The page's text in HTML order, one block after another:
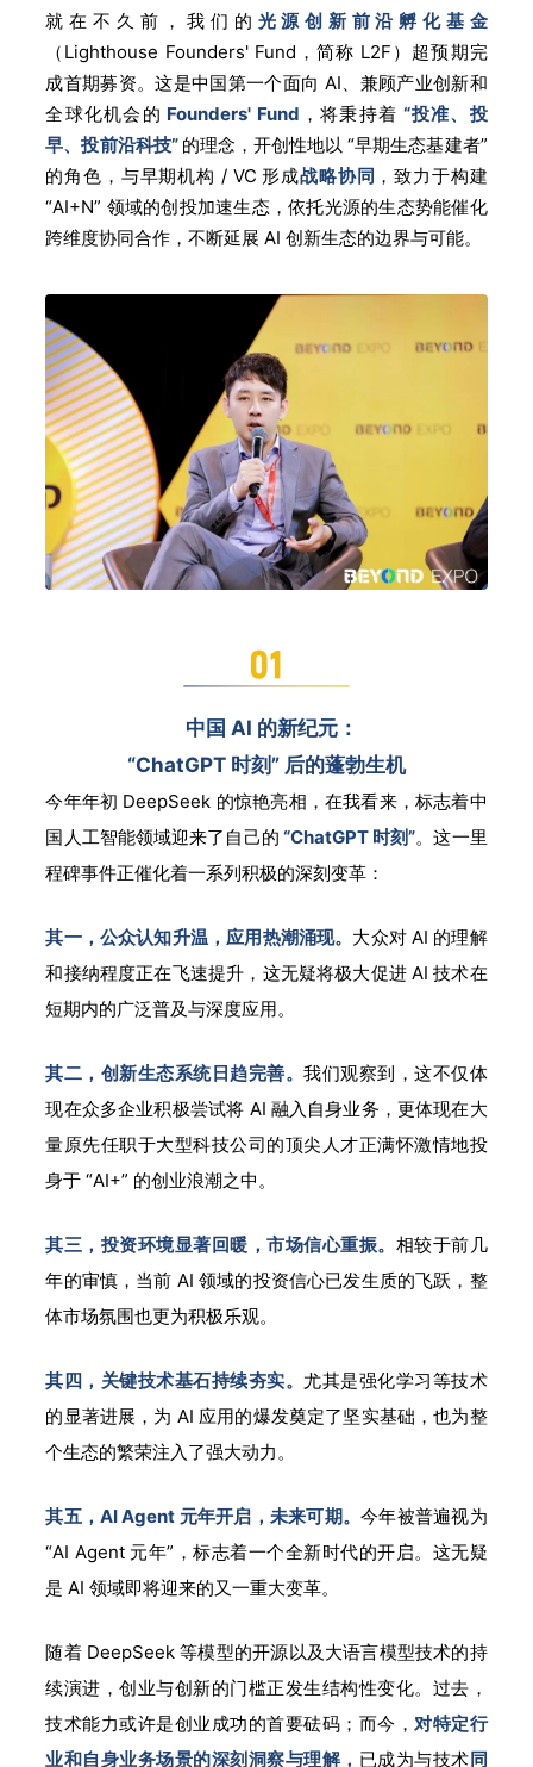
就在不 久前 ，我们的 光源创新前沿孵化基金
（Lighthouse Founders' Fund，简称 L2F）超预期完
成首期募资。这是中国第一个面向 AI、兼顾产业创新和
全球化机会的 Founders' Fund ，将秉持着 “投准、投
早、投前沿科技” 的理念，开创性地以 “早期生态基建者”
的角色，与早期机构 / VC 形成战略协同 ，致力于构建
“AI+N” 领域的创投加速生态，依托光源的生态势能催化
跨维度协同合作，不断延展 AI 创新生态的边界与可能。
中国 AI 的新纪元：
“ChatGPT 时刻” 后的蓬勃生机
今年年初 DeepSeek 的惊艳亮相，在我看来，标志着中
国人工智能领域迎来了自己的 “ChatGPT 时刻”。这一里
程碑事件正催化着一系列积极的深刻变革：
其一，公众认知升温，应用热潮涌现。 大众对 AI 的理解
和接纳程度正在飞速提升，这无疑将极大促进 AI 技术在
短期内的广泛普及与深度应用。
其二，创新生态系统日趋完善。我们观察到，这不仅体
现在众多企业积极尝试将 AI 融入自身业务，更体现在大
量原先任职于大型科技公司的顶尖人才正满怀激情地投
身于 “AI+” 的创业浪潮之中。
其三，投资环境显著回暖，市场信心重振。 相较于前几
年的审慎，当前 AI 领域的投资信心已发生质的飞跃，整
体市场氛围也更为积极乐观。
其四，关键技术基石持续夯实。 尤其是强化学习等技术
的显著进展，为 AI 应用的爆发奠定了坚实基础，也为整
个生态的繁荣注入了强大动力。
其五，AI Agent 元年开启，未来可期。今年被普遍视为
“AI Agent 元年”，标志着一个全新时代的开启。这无疑
是 AI 领域即将迎来的又一重大变革。
随着DeepSeek 等模型的开源以及大语言模型技术的持
续演进，创业与创新的门槛正发生结构性变化。过去，
技术能力或许是创业成功的首要砝码；而今，对特定行
业和自身业务场景的深刻洞察与理解， 已成为与技术同